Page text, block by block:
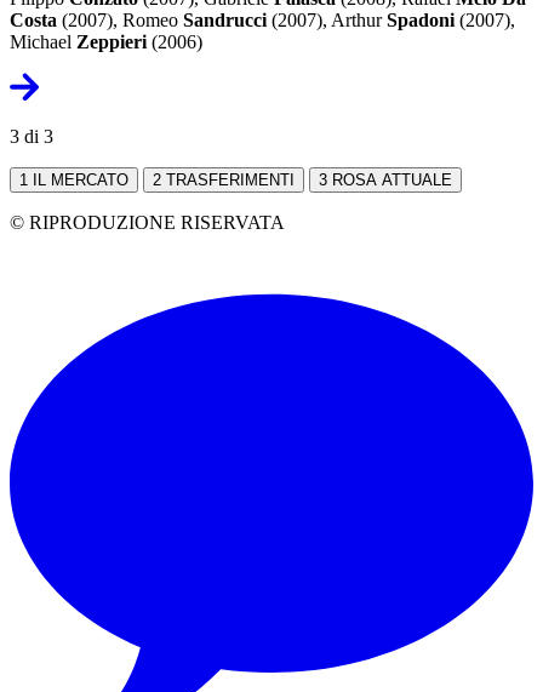
Costa (2007), Romeo Sandrucci (2007), ArthurSpadoni (2007),
Michael Zeppieri (2006)
3 di 3
1 IL MERCATO 2 TRASFERIMENTI 3 ROSA ATTUALE
© RIPRODUZIONE RISERVATA